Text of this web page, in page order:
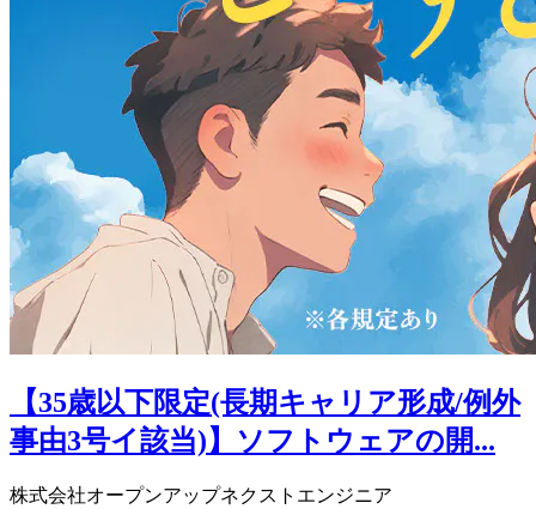
【35歳以下限定(長期キャリア形成/例外
事由3号イ該当)】ソフトウェアの開...
株式会社オープンアップネクストエンジニア